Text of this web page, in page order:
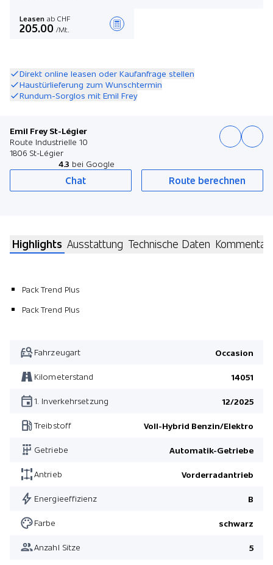
Leasen ab CHF
205.00 /Mt.
Direkt online leasen oder Kaufanfrage stellen
Haustürlieferung zum Wunschtermin
Rundum-Sorglos mit Emil Frey
Emil Frey St-Légier
Route Industrielle 10
1806 St-Légier
4.3 bei Google
Chat Route berechnen
Highlights Ausstattung Technische Daten Kommentar
Pack Trend Plus
Pack Trend Plus
Fahrzeugart Occasion
Kilometerstand 14051
1. Inverkehrsetzung 12/2025
Treibstoff Voll-Hybrid Benzin/Elektro
Getriebe Automatik-Getriebe
Antrieb Vorderradantrieb
Energieeffizienz B
Farbe schwarz
Anzahl Sitze 5